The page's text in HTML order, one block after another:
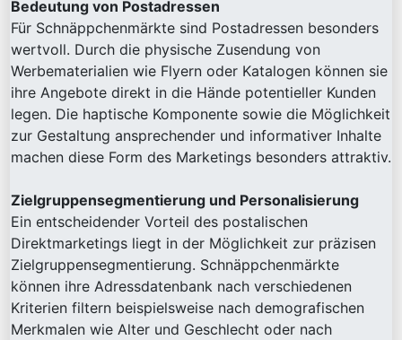
Bedeutung von Postadressen
Für Schnäppchenmärkte sind Postadressen besonders
wertvoll. Durch die physische Zusendung von
Werbematerialien wie Flyern oder Katalogen können sie
ihre Angebote direkt in die Hände potentieller Kunden
legen. Die haptische Komponente sowie die Möglichkeit
zur Gestaltung ansprechender und informativer Inhalte
machen diese Form des Marketings besonders attraktiv.
Zielgruppensegmentierung und Personalisierung
Ein entscheidender Vorteil des postalischen
Direktmarketings liegt in der Möglichkeit zur präzisen
Zielgruppensegmentierung. Schnäppchenmärkte
können ihre Adressdatenbank nach verschiedenen
Kriterien filtern beispielsweise nach demografischen
Merkmalen wie Alter und Geschlecht oder nach